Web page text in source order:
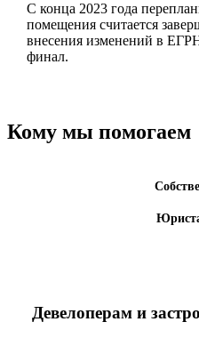
С конца 2023 года
помещения считается
внесения изменений в
финал.
Кому мы помогаем
Девелоперам и